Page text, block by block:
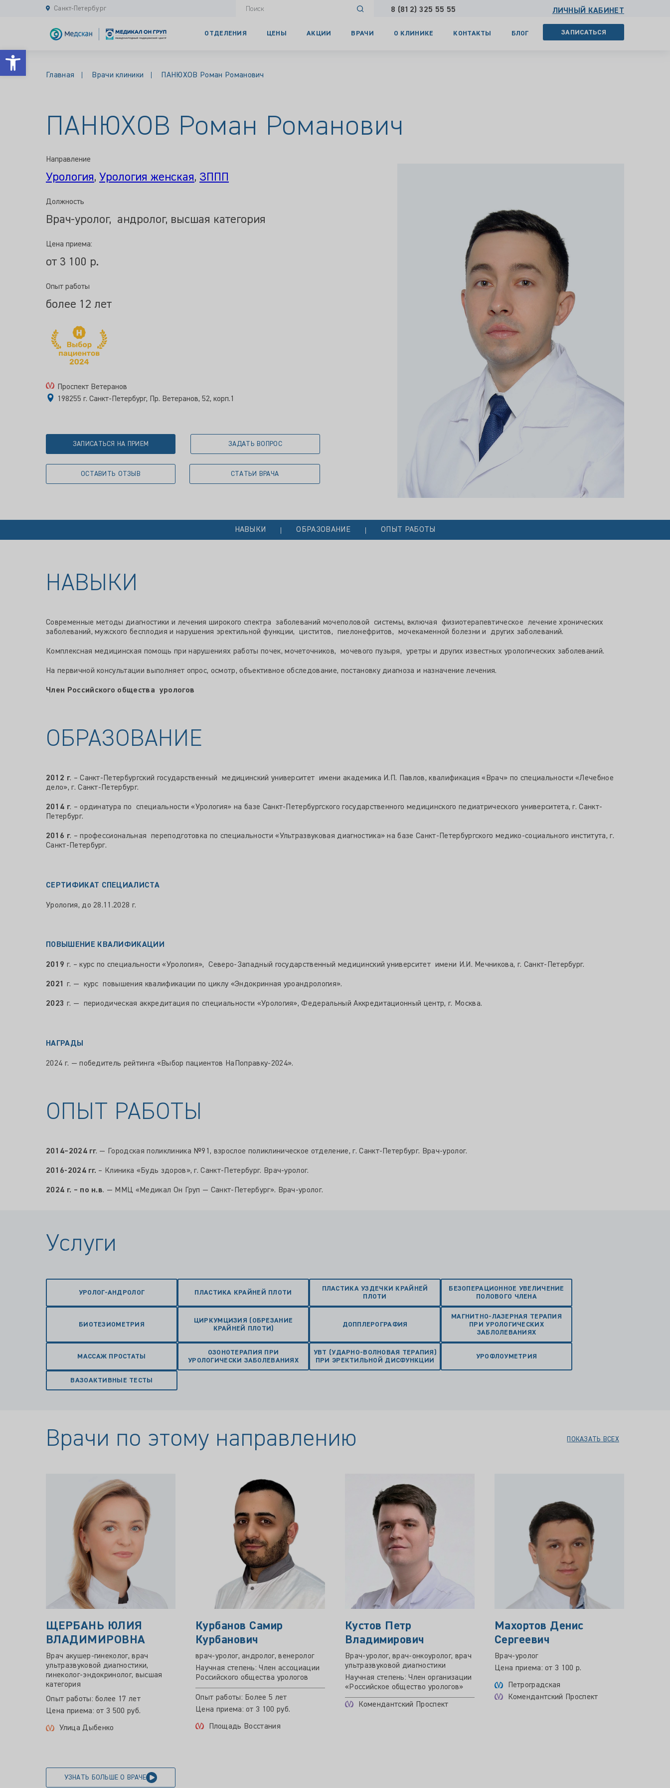
Открыть панель инструментов
Санкт-Петербург 8 (812) 325 55 55 ЛИЧНЫЙ КАБИНЕТ
ОТДЕЛЕНИЯ ЦЕНЫ АКЦИИ ВРАЧИ О КЛИНИКЕ КОНТАКТЫ БЛОГ ЗАПИСАТЬСЯ
Главная Врачи клиники ПАНЮХОВ Роман Романович
ПАНЮХОВ Роман Романович
Направление
Урология, Урология женская, ЗППП
Должность
Врач-уролог, андролог, высшая категория
Цена приема:
от 3 100 р.
Опыт работы
более 12 лет
Проспект Ветеранов
198255 г. Санкт-Петербург, Пр. Ветеранов, 52, корп.1
ЗАПИСАТЬСЯ НА ПРИЕМ ЗАДАТЬ ВОПРОС
ОСТАВИТЬ ОТЗЫВ СТАТЬИ ВРАЧА
НАВЫКИ ОБРАЗОВАНИЕ ОПЫТ РАБОТЫ
НАВЫКИ
Современные методы диагностики и лечения широкого спектра заболеваний мочеполовой системы, включая физиотерапевтическое лечение хронических
заболеваний, мужского бесплодия и нарушения эректильной функции, циститов, пиелонефритов, мочекаменной болезни и других заболеваний.
Комплексная медицинская помощь при нарушениях работы почек, мочеточников, мочевого пузыря, уретры и других известных урологических заболеваний.
На первичной консультации выполняет опрос, осмотр, объективное обследование, постановку диагноза и назначение лечения.
Член Российского общества урологов
ОБРАЗОВАНИЕ
2012 г. – Санкт-Петербургский государственный медицинский университет имени академика И.П. Павлов, квалификация «Врач» по специальности «Лечебное
дело», г. Санкт-Петербург.
2014 г. – ординатура по специальности «Урология» на базе Санкт-Петербургского государственного медицинского педиатрического университета, г. Санкт-
Петербург.
2016 г. – профессиональная переподготовка по специальности «Ультразвуковая диагностика» на базе Санкт-Петербургского медико-социального института, г.
Санкт-Петербург.
СЕРТИФИКАТ СПЕЦИАЛИСТА
Урология, до 28.11.2028 г.
ПОВЫШЕНИЕ КВАЛИФИКАЦИИ
2019 г. – курс по специальности «Урология», Северо-Западный государственный медицинский университет имени И.И. Мечникова, г. Санкт-Петербург.
2021 г. — курс повышения квалификации по циклу «Эндокринная уроандрология».
2023 г. — периодическая аккредитация по специальности «Урология», Федеральный Аккредитационный центр, г. Москва.
НАГРАДЫ
2024 г. — победитель рейтинга «Выбор пациентов НаПоправку-2024».
ОПЫТ РАБОТЫ
2014–2024 гг. — Городская поликлиника №91, взрослое поликлиническое отделение, г. Санкт-Петербург. Врач-уролог.
2016-2024 гг. – Клиника «Будь здоров», г. Санкт-Петербург. Врач-уролог.
2024 г. – по н.в. — ММЦ «Медикал Он Груп — Санкт-Петербург». Врач-уролог.
Услуги
УРОЛОГ-АНДРОЛОГ ПЛАСТИКА КРАЙНЕЙ ПЛОТИ
ПЛАСТИКА УЗДЕЧКИ КРАЙНЕЙ
ПЛОТИ
БЕЗОПЕРАЦИОННОЕ УВЕЛИЧЕНИЕ
ПОЛОВОГО ЧЛЕНА
БИОТЕЗИОМЕТРИЯ
ЦИРКУМЦИЗИЯ (ОБРЕЗАНИЕ
КРАЙНЕЙ ПЛОТИ)
ДОППЛЕРОГРАФИЯ
МАГНИТНО-ЛАЗЕРНАЯ ТЕРАПИЯ
ПРИ УРОЛОГИЧЕСКИХ
ЗАБЛОЛЕВАНИЯХ
МАССАЖ ПРОСТАТЫ
ОЗОНОТЕРАПИЯ ПРИ
УРОЛОГИЧЕСКИ ЗАБОЛЕВАНИЯХ
УВТ (УДАРНО-ВОЛНОВАЯ ТЕРАПИЯ)
ПРИ ЭРЕКТИЛЬНОЙ ДИСФУНКЦИИ
УРОФЛОУМЕТРИЯ
ВАЗОАКТИВНЫЕ ТЕСТЫ
Врачи по этому направлению ПОКАЗАТЬ ВСЕХ
ЩЕРБАНЬ ЮЛИЯ
ВЛАДИМИРОВНА
Врач акушер-гинеколог, врач
ультразвуковой диагностики,
гинеколог-эндокринолог, высшая
категория
Опыт работы: более 17 лет
Цена приема: от 3 500 руб.
Улица Дыбенко
УЗНАТЬ БОЛЬШЕ О ВРАЧЕ
Курбанов Самир
Курбанович
врач-уролог, андролог, венеролог
Научная степень: Член ассоциации
Российского общества урологов
Опыт работы: Более 5 лет
Цена приема: от 3 100 руб.
Площадь Восстания
Кустов Петр
Владимирович
Врач-уролог, врач-онкоуролог, врач
ультразвуковой диагностики
Научная степень: Член организации
«Российское общество урологов»
Комендантский Проспект
Махортов Денис
Сергеевич
Врач-уролог
Цена приема: от 3 100 р.
Петроградская
Комендантский Проспект